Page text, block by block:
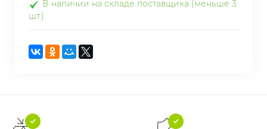
В наличии на складе поставщика (меньше 3
шт.)